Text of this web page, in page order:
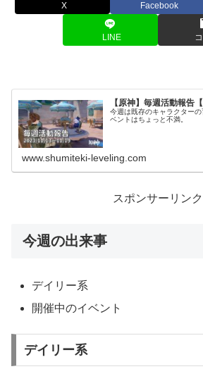
X Facebook
LINE
【原神】毎週活動報告
今週は既存のキャラクター
ベントはちょっと不満。
www.shumiteki-leveling.com
スポンサーリンク
今週の出来事
デイリー系
開催中のイベント
デイリー系